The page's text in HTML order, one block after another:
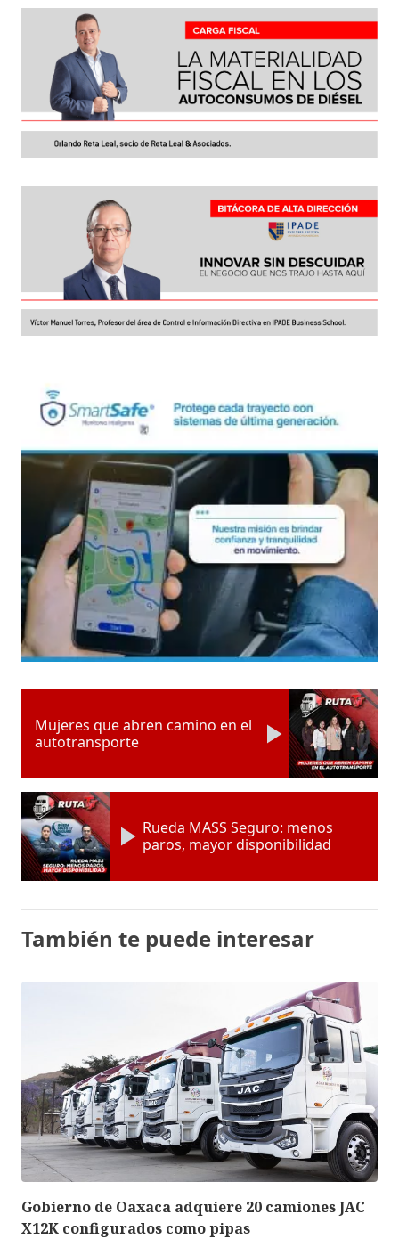
Mujeres que abren camino en el
autotransporte
Rueda MASS Seguro: menos
paros, mayor disponibilidad
También te puede interesar
Gobierno de Oaxaca adquiere 20 camiones JAC
X12K configurados como pipas